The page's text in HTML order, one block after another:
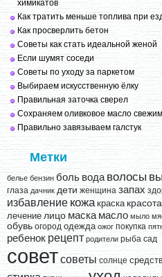
химикатов
Как тратить меньше топлива при
Как просверлить бетон
Советы как стать идеальной женой
Если шумят соседи
Советы по уходу за паркетом
Выбираем искусственную ёлку
Правильная заточка сверел
Сохраняем оливковое масло свежим
Правильно завязываем галстук
Метки
белье бензин боль вода волосы
глаза дачник дети женщина запах
избавление кожа краска красота
лечение лицо маска масло мыло
обувь огород одежда ожог покупка
ребенок рецепт родители рыба сад
советсоветы солнце